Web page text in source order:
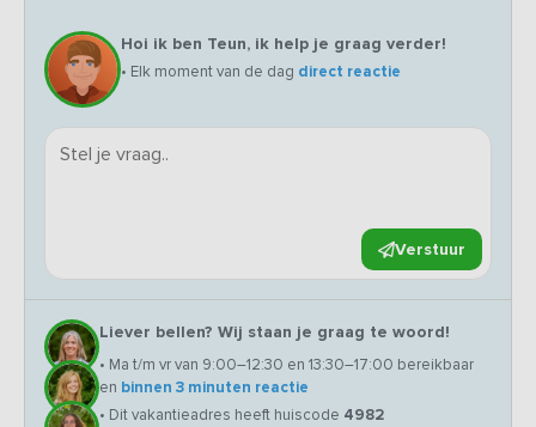
Hoi ik ben Teun, ik help je graag verder!
• Elk moment van de dag direct reactie
Verstuur
Liever bellen? Wij staan je graag te woord!
• Ma t/m vr van 9:00–12:30 en 13:30–17:00 bereikbaar
en binnen 3 minuten reactie
• Dit vakantieadres heeft huiscode 4982